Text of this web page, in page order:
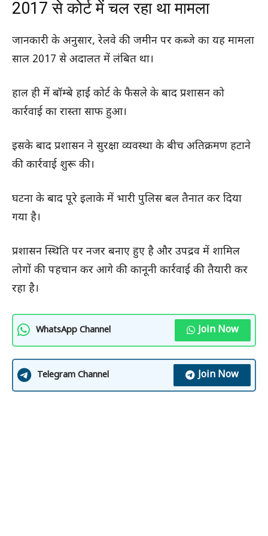
2017 से कोर्ट में चल रहा था मामला
जानकारी के अनुसार, रेलवे की जमीन पर कब्जे का यह मामला
साल 2017 से अदालत में लंबित था।
हाल ही में बॉम्बे हाई कोर्ट के फैसले के बाद प्रशासन को
कार्रवाई का रास्ता साफ हुआ।
इसके बाद प्रशासन ने सुरक्षा व्यवस्था के बीच अतिक्रमण हटाने
की कार्रवाई शुरू की।
घटना के बाद पूरे इलाके में भारी पुलिस बल तैनात कर दिया
गया है।
प्रशासन स्थिति पर नजर बनाए हुए है और उपद्रव में शामिल
लोगों की पहचान कर आगे की कानूनी कार्रवाई की तैयारी कर
रहा है।
WhatsApp Channel Join Now
Telegram Channel Join Now